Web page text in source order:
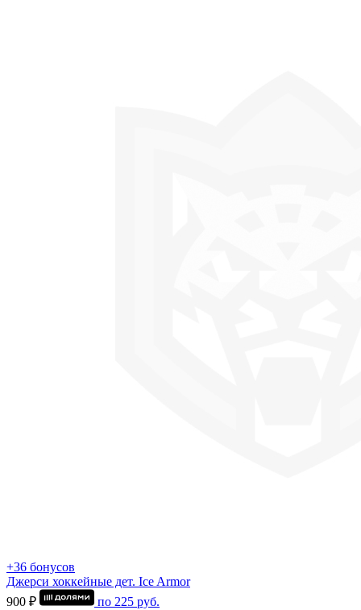
+36 бонусов
Джерси хоккейные дет. Ice Armor
900 ₽
по 225 руб.